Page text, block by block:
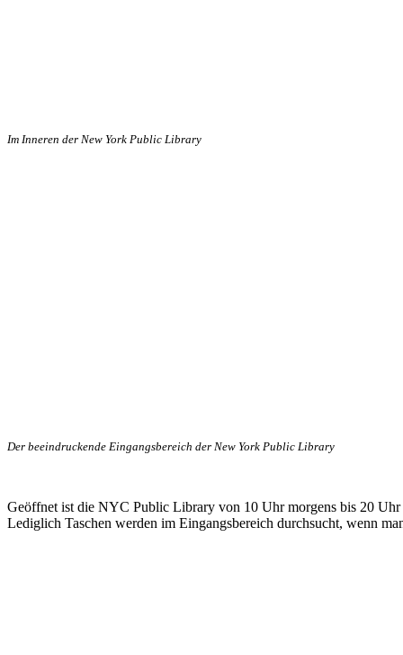
Im Inneren der New York Public Library
Der beeindruckende Eingangsbereich der New York Public Library
Geöffnet ist die NYC Public Library von 10 Uhr morgens bis 20 Uhr
Lediglich Taschen werden im Eingangsbereich durchsucht, wenn